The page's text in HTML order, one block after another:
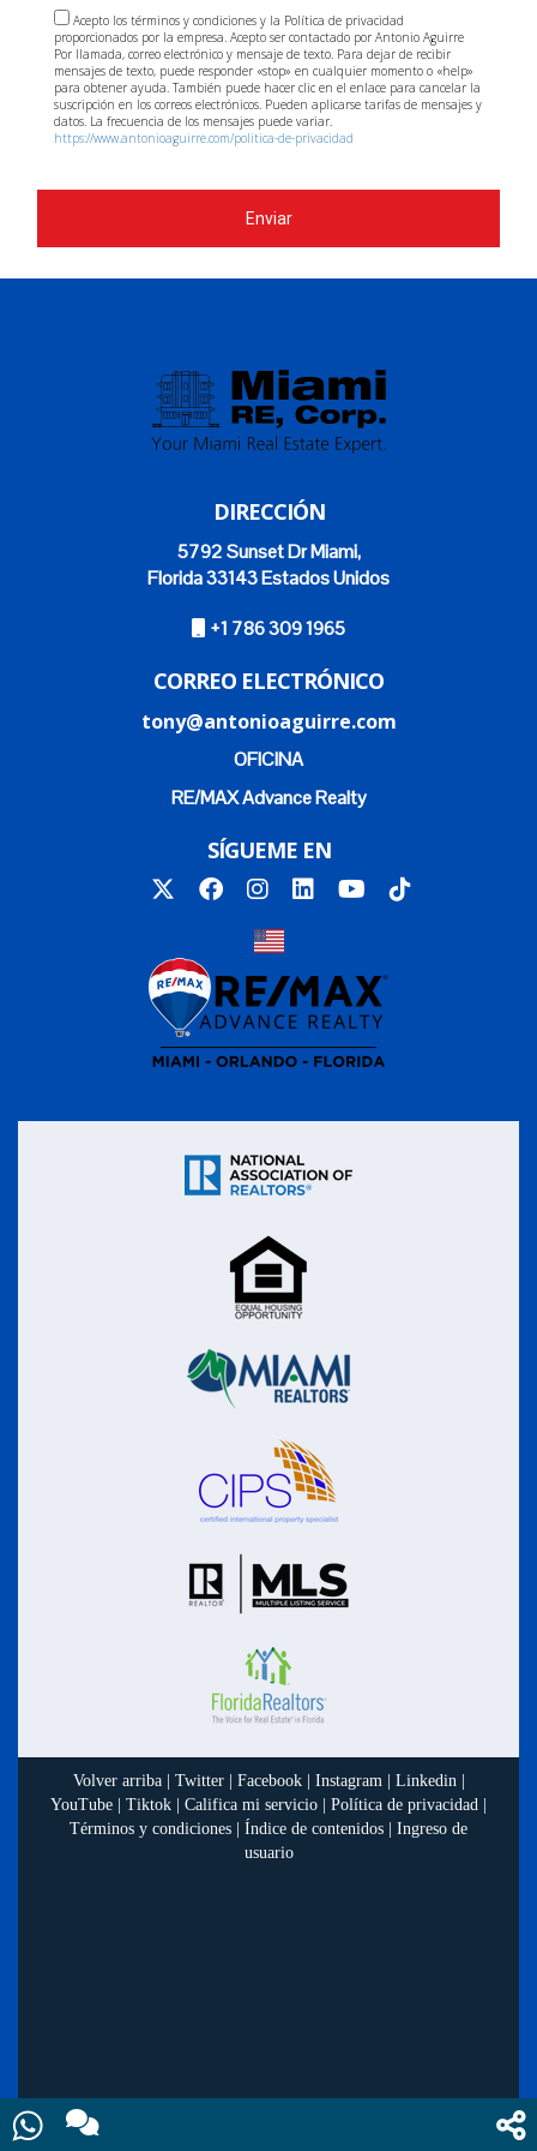
Acepto los términos y condiciones y la Política de privacidad
proporcionados por la empresa. Acepto ser contactado por Antonio Aguirre
Por llamada, correo electrónico y mensaje de texto. Para dejar de recibir
mensajes de texto, puede responder «stop» en cualquier momento o «help»
para obtener ayuda. También puede hacer clic en el enlace para cancelar la
suscripción en los correos electrónicos. Pueden aplicarse tarifas de mensajes y
datos. La frecuencia de los mensajes puede variar.
https://www.antonioaguirre.com/politica-de-privacidad
Enviar
DIRECCIÓN
5792 Sunset Dr Miami,
Florida 33143 Estados Unidos
+1 786 309 1965
CORREO ELECTRÓNICO
tony@antonioaguirre.com
OFICINA
RE/MAX Advance Realty
SÍGUEME EN
Volver arriba| Twitter| Facebook| Instagram| Linkedin|
YouTube
Tiktok Califica mi servicio Política de privacidad
Términos y condiciones
Índice de contenidos
Ingreso de
usuario